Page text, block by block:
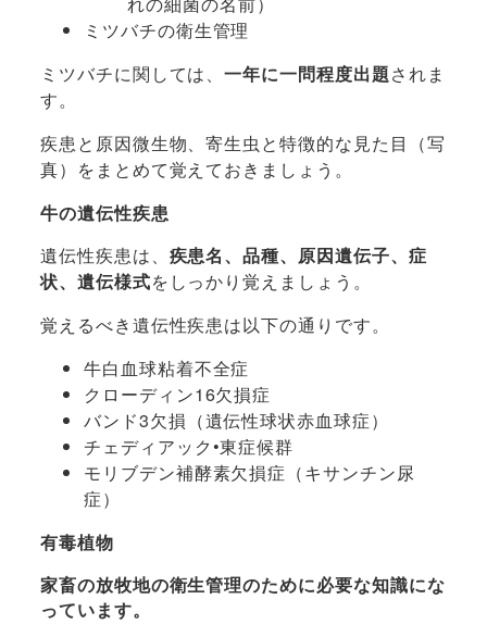
ミツバチの衛生管理
ミツバチに関しては、一年に一問程度出題されま
す。
疾患と原因微生物、寄生虫と特徴的な見た目（写
真）をまとめて覚えておきましょう。
牛の遺伝性疾患
遺伝性疾患は、 疾患名、品種、原因遺伝子、症
状、遺伝様式をしっかり覚えましょう。
覚えるべき遺伝性疾患は以下の通りです。
牛白血球粘着不全症
クローディン16欠損症
バンド3欠損（遺伝性球状赤血球症）
チェディアック•東症候群
モリブデン補酵素欠損症（キサンチン尿
症）
有毒植物
家畜の放牧地の衛生管理のために必要な知識にな
っています。